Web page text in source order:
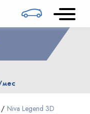
мес
Niva Legend 3D